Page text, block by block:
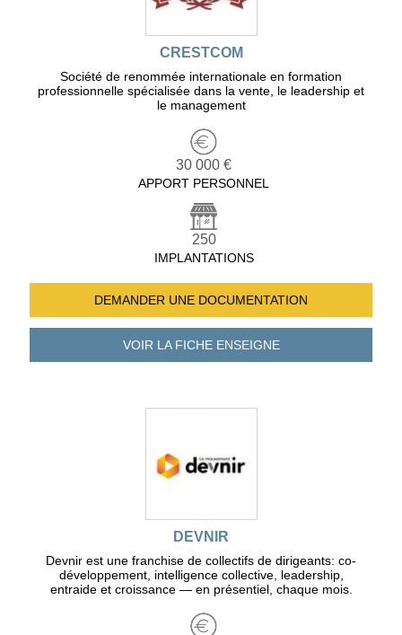
CRESTCOM
Société de renommée internationale en formation
professionnelle spécialisée dans la vente, le leadership et
le management
30 000 €
APPORT PERSONNEL
250
IMPLANTATIONS
DEMANDER UNE DOCUMENTATION
VOIR LA FICHEENSEIGNE
DEVNIR
Devnir est une franchise de collectifs de dirigeants: co-
développement, intelligence collective, leadership,
entraide et croissance — en présentiel, chaque mois.